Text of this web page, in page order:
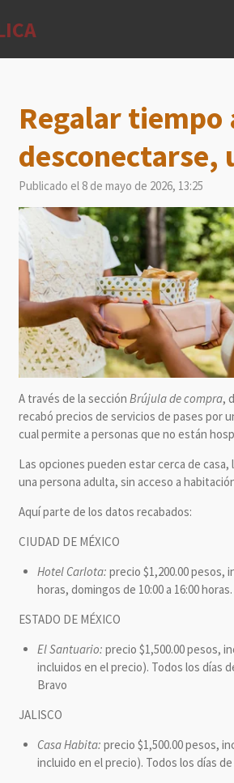
Regalar tiempo
desconectarse,
Publicado el 8 de mayo de 2026, 13:25
A través de la sección Brújula de compra,
recabó precios de servicios de pases por
cual permite a personas que no están
Las opciones pueden estar cerca de
una persona adulta, sin acceso a
Aquí parte de los datos recabados:
CIUDAD DE MÉXICO
Hotel Carlota: precio $1,200.00 pesos,
horas, domingos de 10:00 a 16:00
ESTADO DE MÉXICO
El Santuario: precio $1,500.00 pesos,
incluidos en el precio). Todos los días
Bravo
JALISCO
Casa Habita: precio $1,500.00 pesos,
incluido en el precio). Todos los días